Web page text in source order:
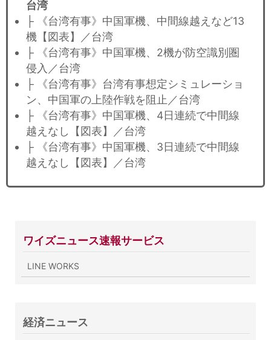
台湾
├ 《台湾有事》中国軍機、中間線越えなど13
機【図表】／台湾
├ 《台湾有事》中国軍機、2機が防空識別圏
侵入／台湾
├ 《台湾有事》台湾有事想定シミュレーショ
ン、中国軍の上陸作戦を阻止／台湾
├ 《台湾有事》中国軍機、4日連続で中間線
越えなし【図表】／台湾
├ 《台湾有事》中国軍機、3日連続で中間線
越えなし【図表】／台湾
ワイズニュース速報サービス
LINE WORKS
経済ニュース